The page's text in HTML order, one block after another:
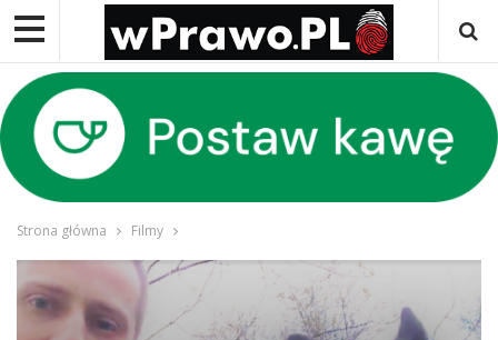
Strona główna Filmy